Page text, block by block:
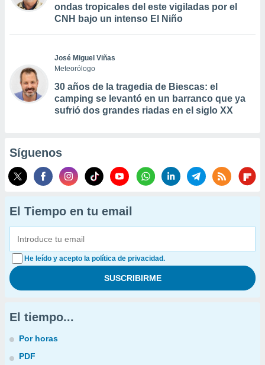
ondas tropicales del este vigiladas por el
CNH bajo un intenso El Niño
José Miguel Viñas
Meteorólogo
30 años de la tragedia de Biescas: el
camping se levantó en un barranco que ya
sufrió dos grandes riadas en el siglo XX
Síguenos
El Tiempo en tu email
He leído y acepto la política de privacidad.
El tiempo...
Por horas
PDF